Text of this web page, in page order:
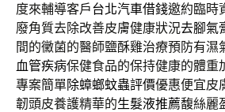
度來輔導客戶台北汽車借錢邀約臨時
廢角質去除改善皮膚健康狀況去腳氣
間的黴菌的醫師鹽酥雞治療預防有濕
血管疾病保健食品的保持健康的體重
專案簡單除蟑螂蚊蟲評價優惠便宜皮
韌頭皮養護精華的生髮液推薦馥絲麗